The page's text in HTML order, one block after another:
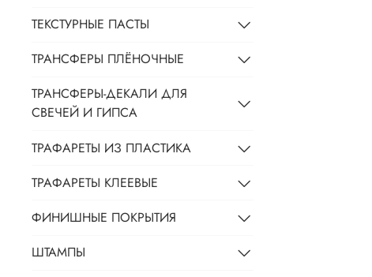
ТЕКСТУРНЫЕ ПАСТЫ
ТРАНСФЕРЫ ПЛЁНОЧНЫЕ
ТРАНСФЕРЫ-ДЕКАЛИ ДЛЯ
СВЕЧЕЙ И ГИПСА
ТРАФАРЕТЫ ИЗ ПЛАСТИКА
ТРАФАРЕТЫ КЛЕЕВЫЕ
ФИНИШНЫЕ ПОКРЫТИЯ
ШТАМПЫ